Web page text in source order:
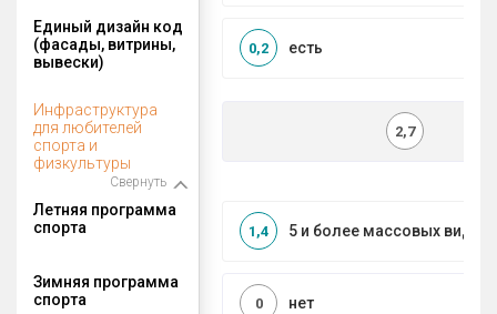
Единый дизайн код
(фасады, витрины,
вывески)
есть
0,2
Инфраструктура
для любителей
спорта и
физкультуры
Свернуть
2,7
Летняя программа
спорта
5 и более массовых видов
1,4
Зимняя программа
спорта
нет
0